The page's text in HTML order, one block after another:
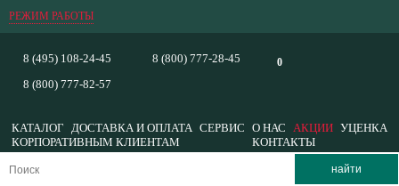
РЕЖИМ РАБОТЫ
0
8 (495) 108-24-45
8 (800) 777-82-57
8 (800) 777-28-45
КАТАЛОГ ДОСТАВКА И ОПЛАТА СЕРВИС О НАС АКЦИИ УЦЕНКА
КОРПОРАТИВНЫМ КЛИЕНТАМ
КОНТАКТЫ